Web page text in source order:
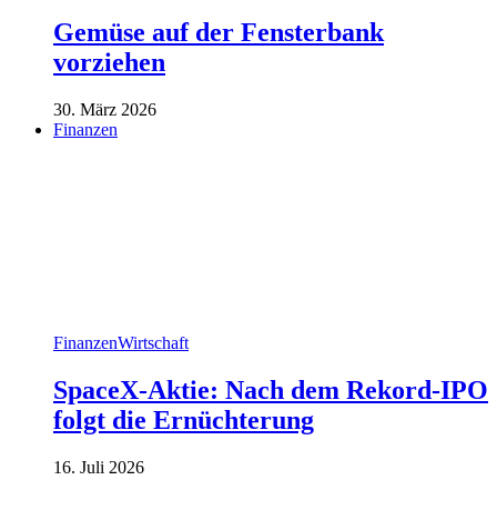
Gemüse auf der Fensterbank
vorziehen
30. März 2026
Finanzen
FinanzenWirtschaft
SpaceX-Aktie: Nach dem Rekord-IPO
folgt die Ernüchterung
16. Juli 2026